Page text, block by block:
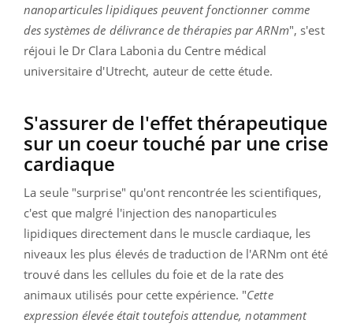
nanoparticules lipidiques peuvent fonctionner comme
des systèmes de délivrance de thérapies par ARNm", s'est
réjoui le Dr Clara Labonia du Centre médical
universitaire d'Utrecht, auteur de cette étude.
S'assurer de l'effet thérapeutique
sur un coeur touché par une crise
cardiaque
La seule "surprise" qu'ont rencontrée les scientifiques,
c'est que malgré l'injection des nanoparticules
lipidiques directement dans le muscle cardiaque, les
niveaux les plus élevés de traduction de l'ARNm ont été
trouvé dans les cellules du foie et de la rate des
animaux utilisés pour cette expérience. "Cette
expression élevée était toutefois attendue, notamment